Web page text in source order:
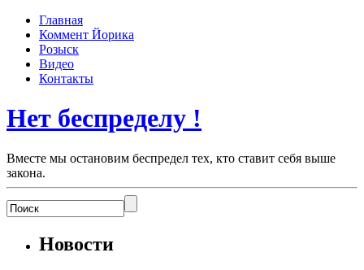
Главная
Коммент Йорика
Розыск
Видео
Контакты
Нет беспределу !
Вместе мы остановим беспредел тех, кто ставит себя выше
закона.
Новости